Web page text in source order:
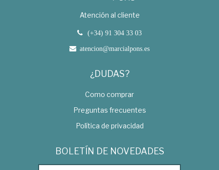
Atención al cliente
(+34) 91 304 33 03
atencion@marcialpons.es
¿DUDAS?
Como comprar
Preguntas frecuentes
Política de privacidad
BOLETÍN DE NOVEDADES